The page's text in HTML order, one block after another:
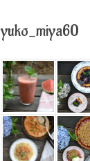
yuko_miya60